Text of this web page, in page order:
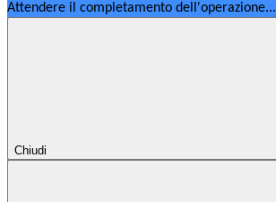
Attendere il completamento dell'operazione...
Chiudi